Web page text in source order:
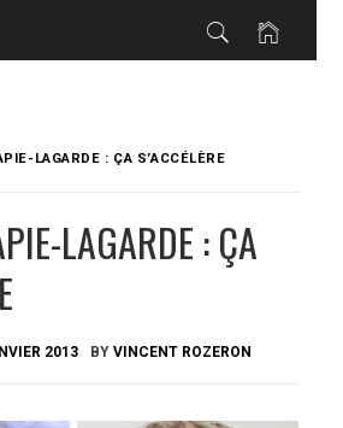
LAGARDE : ÇA S’ACCÉLÈRE
LAGARDE : ÇA
2013 BYVINCENT ROZERON